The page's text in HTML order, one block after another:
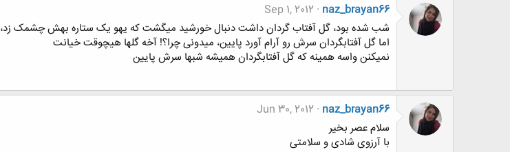
naz_brayan66
Sep 1, 2012
شب شده بود، گل آفتاب گردان داشت دنبال خورشيد ميگشت که يهو يک ستاره بهش چشمک زد،
اما گل آفتابگردان سرش رو آرام آورد پايین، ميدونی چرا؟! آخه گلها هيچوقت خيانت
نميکنن واسه همينه که گل آفتابگردان هميشه شبها سرش پایين
naz_brayan66
Jun 30, 2012
سلام عصر بخیر
با آرزوی شادی و سلامتی